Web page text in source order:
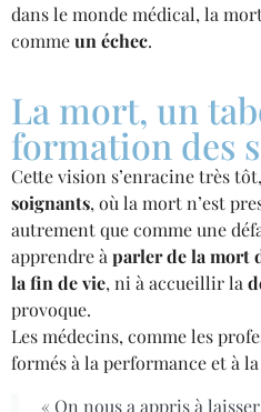
dans le monde médical, la
commeun échec.
La mort, un
formation des
Cette vision s’enracine très
soignants, où la mort n’est
autrement que comme une
apprendre à parler de la mort
la fin de vie, ni à accueillir la
provoque.
Les médecins, comme les
formés à la performance et à
« On nous a appris à